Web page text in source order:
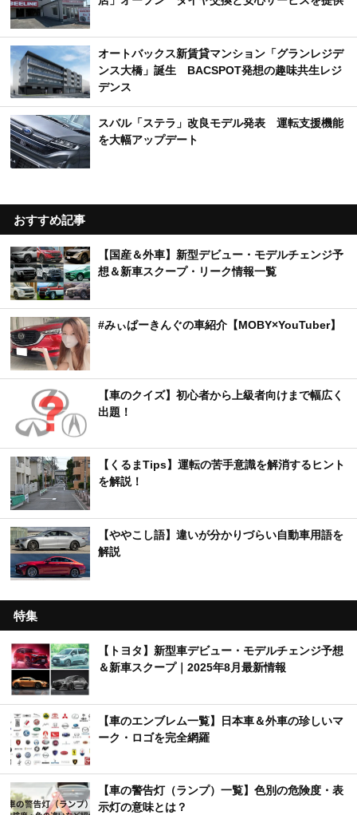
オートバックス新賃貸マンション「グランレジデ
ンス大橋」誕生 BACSPOT発想の趣味共生レジ
デンス
スバル「ステラ」改良モデル発表 運転支援機能
を大幅アップデート
おすすめ記事
【国産＆外車】新型デビュー・モデルチェンジ予
想＆新車スクープ・リーク情報一覧
#みぃぱーきんぐの車紹介【MOBY×YouTuber】
【車のクイズ】初心者から上級者向けまで幅広く
出題！
【くるまTips】運転の苦手意識を解消するヒント
を解説！
【ややこし語】違いが分かりづらい自動車用語を
解説
特集
【トヨタ】新型車デビュー・モデルチェンジ予想
＆新車スクープ｜2025年8月最新情報
【車のエンブレム一覧】日本車＆外車の珍しいマ
ーク・ロゴを完全網羅
【車の警告灯（ランプ）一覧】色別の危険度・表
示灯の意味とは？